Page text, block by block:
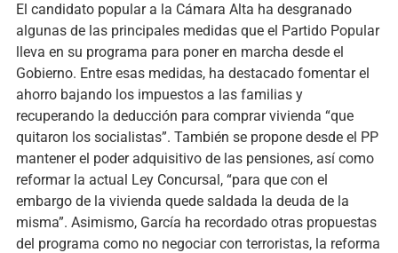
El candidato popular a la Cámara Alta ha desgranado
algunas de las principales medidas que el Partido Popular
lleva en su programa para poner en marcha desde el
Gobierno. Entre esas medidas, ha destacado fomentar el
ahorro bajando los impuestos a las familias y
recuperando la deducción para comprar vivienda “que
quitaron los socialistas”. También se propone desde el PP
mantener el poder adquisitivo de las pensiones, así como
reformar la actual Ley Concursal, “para que con el
embargo de la vivienda quede saldada la deuda de la
misma”. Asimismo, García ha recordado otras propuestas
del programa como no negociar con terroristas, la reforma